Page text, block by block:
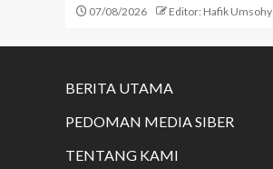
07/08/2026 Editor: Hafik Umsohy
BERITA UTAMA
PEDOMAN MEDIA SIBER
TENTANG KAMI